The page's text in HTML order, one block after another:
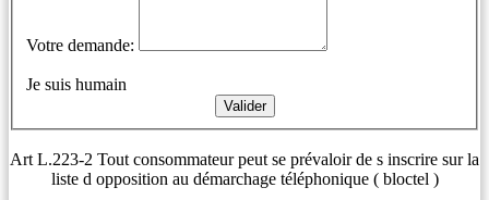
Votre demande:
Je suis humain
Art L.223-2 Tout consommateur peut se prévaloir de s inscrire sur la
liste d opposition au démarchage téléphonique ( bloctel )